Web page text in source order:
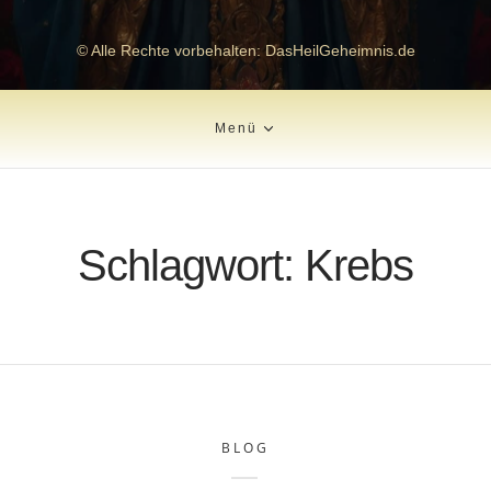
© Alle Rechte vorbehalten: DasHeilGeheimnis.de
Menü
Schlagwort: Krebs
BLOG